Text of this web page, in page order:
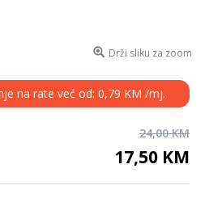
Drži sliku za zoom
na rate već od: 0,79 KM /mj.
24,00 KM
17,50 KM